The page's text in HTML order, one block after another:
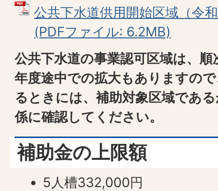
公共下水道供用開始区域（令
(PDFファイル: 6.2MB)
公共下水道の事業認可区域は、
年度途中での拡大もありますの
るときには、補助対象区域であ
係に確認してください。
補助金の上限額
5人槽332,000円